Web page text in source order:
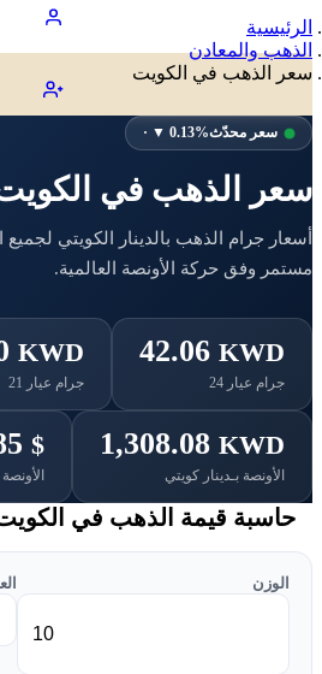
الرئيسية
الذهب والمعادن
سعر الذهب في الكويت
سعر محدّث· ▼ 0.13%
سعر الذهب في الكويت
أسعار جرام الذهب بالدينار الكويتي
مستمر وفق حركة الأونصة العالمية.
42.06 KWD
جرام عيار 24
KWD
جرام عيار 21
1,308.08 KWD
الأونصة بـدينار كويتي
$
حاسبة قيمة الذهب في الكويت
الوزن